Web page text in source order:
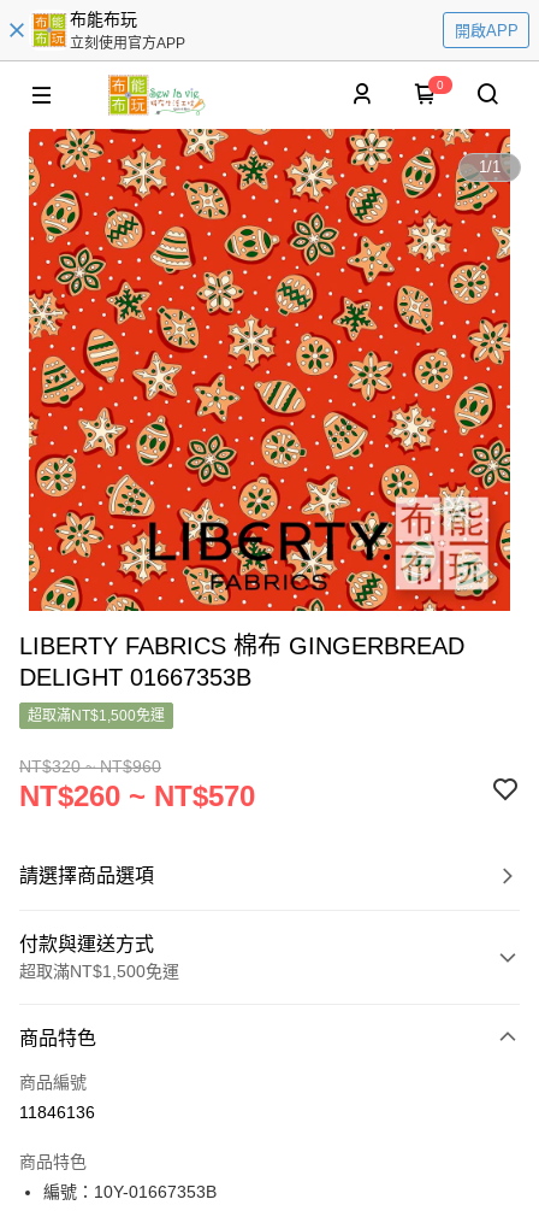
布能布玩
立刻使用官方APP
開啟APP
0
1/1
LIBERTY FABRICS 棉布 GINGERBREAD
DELIGHT 01667353B
超取滿NT$1,500免運
NT$320 ~ NT$960
NT$260 ~ NT$570
請選擇商品選項
付款與運送方式
超取滿NT$1,500免運
信用卡一次付款
超商取貨付款
Apple Pay
商品特色
商品編號
11846136
商品特色
編號：10Y-01667353B